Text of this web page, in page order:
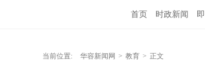
首页 时政新闻
当前位置: 华容新闻网 > 教育 > 正文